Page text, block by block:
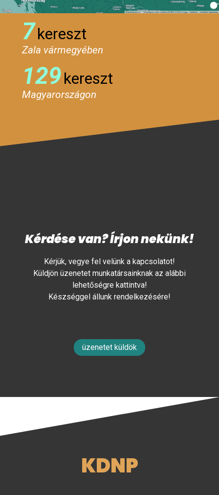
7kereszt
Zala vármegyében
129kereszt
Magyarországon
Kérdése van? Írjon nekünk!
Kérjük, vegye fel velünk a kapcsolatot!
Küldjön üzenetet munkatársainknak az alábbi
lehetőségre kattintva!
Készséggel állunk rendelkezésére!
üzenetet küldök
KDNP